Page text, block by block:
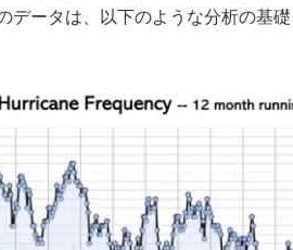
ータは、以下のような分析の基礎